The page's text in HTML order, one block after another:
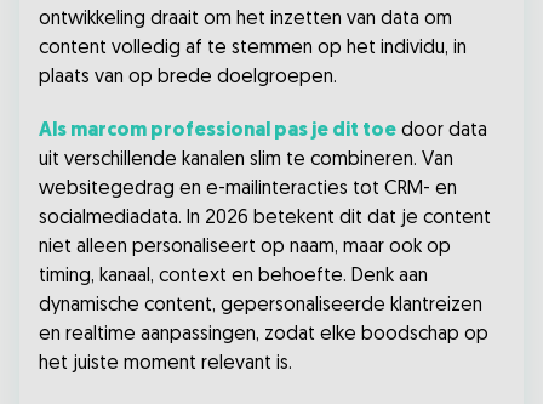
ontwikkeling draait om het inzetten van data om
content volledig af te stemmen op het individu, in
plaats van op brede doelgroepen.
Als marcom professional pas je dit toe door data
uit verschillende kanalen slim te combineren. Van
websitegedrag en e-mailinteracties tot CRM- en
socialmediadata. In 2026 betekent dit dat je content
niet alleen personaliseert op naam, maar ook op
timing, kanaal, context en behoefte. Denk aan
dynamische content, gepersonaliseerde klantreizen
en realtime aanpassingen, zodat elke boodschap op
het juiste moment relevant is.